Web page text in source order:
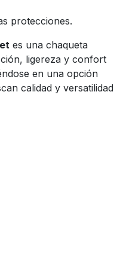
protecciones.
es una chaqueta
ligereza y confort
en una opción
calidad y versatilidad